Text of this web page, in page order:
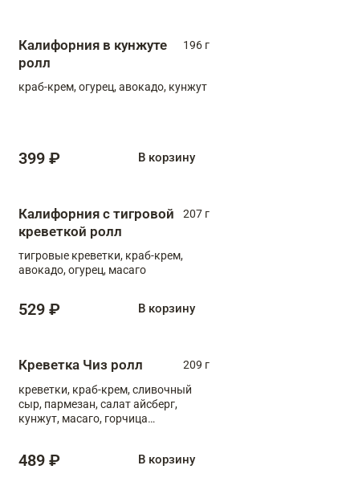
Калифорния в кунжуте
ролл
196 г
краб-крем, огурец, авокадо, кунжут
399 ₽ В корзину
Калифорния с тигровой
креветкой ролл
207 г
тигровые креветки, краб-крем,
авокадо, огурец, масаго
529 ₽ В корзину
Креветка Чиз ролл
209 г
креветки, краб-крем, сливочный
сыр, пармезан, салат айсберг,
кунжут, масаго, горчица
489 ₽ В корзину